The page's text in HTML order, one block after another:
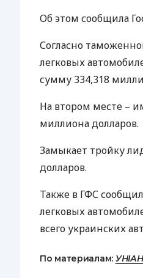
Об этом сообщила
Согласно
легковых
сумму 334,318
На втором месте –
миллиона долларов.
Замыкает тройку
долларов.
Также в ГФС
легковых
всего украинских
По материалам: УНІАН